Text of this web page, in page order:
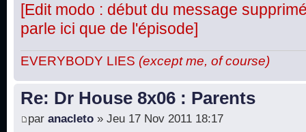
[Edit modo : début du message
parle ici que de l'épisode]
EVERYBODY LIES (except me, of course)
Re: Dr House 8x06 : Parents
par anacleto » Jeu 17 Nov 2011 18:17